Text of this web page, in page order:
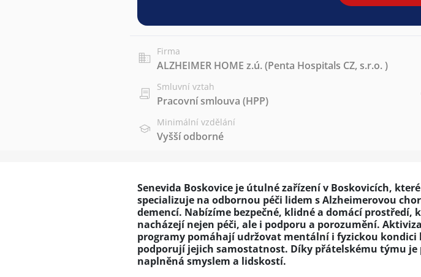
Firma
ALZHEIMER HOME z.ú. (Penta Hospitals CZ, s.r.o. )
Smluvní vztah
Pracovní smlouva (HPP)
Minimální vzdělání
Vyšší odborné
Senevida Boskovice je útulné zařízení v Boskovicích,
specializuje na odbornou péči lidem s Alzheimerovou
demencí. Nabízíme bezpečné, klidné a domácí prostředí,
nacházejí nejen péči, ale i podporu a porozumění.
programy pomáhají udržovat mentální i fyzickou kondici
podporují jejich samostatnost. Díky přátelskému týmu je
naplněná smyslem a lidskostí.